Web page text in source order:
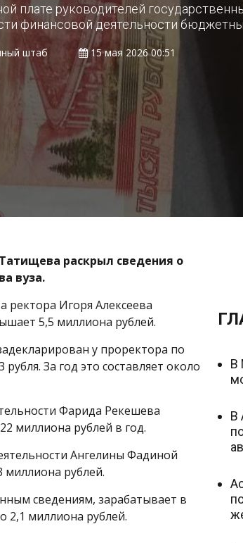
плате руководителей
финансовой деятельности
штаб 15 мая 2026 00:51
раскрыл сведения о
вуза.
ректора Игоря Алексеева
5,5 миллиона рублей.
у проректора по
За год это составляет около
Фарида Рекешева
миллиона рублей в год.
Ангелины Фадиной
миллиона рублей.
сведениям, зарабатывает в
2,1 миллиона рублей.
В
В